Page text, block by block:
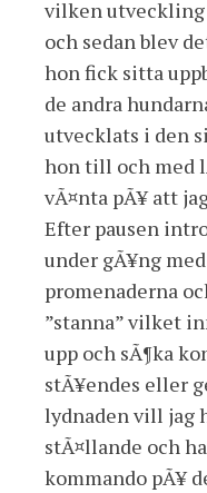
vilken utveckling
och sedan blev
hon fick sitta
de andra
utvecklats i den
hon till och med
vÃ¤nta pÃ¥ att
Efter pausen
under gÃ¥ng
promenaderna
”stanna” vilket
upp och sÃ¶ka
stÃ¥endes eller
lydnaden vill jag
stÃ¤llande och
kommando pÃ¥